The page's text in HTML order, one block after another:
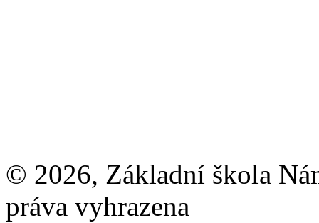
© 2026, Základní škola
práva vyhrazena